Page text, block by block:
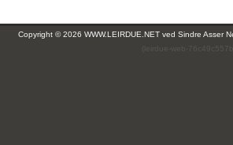
Copyright © 2026 WWW.LEIRDUE.NET ved Sindre Asser
(leirdue-web-